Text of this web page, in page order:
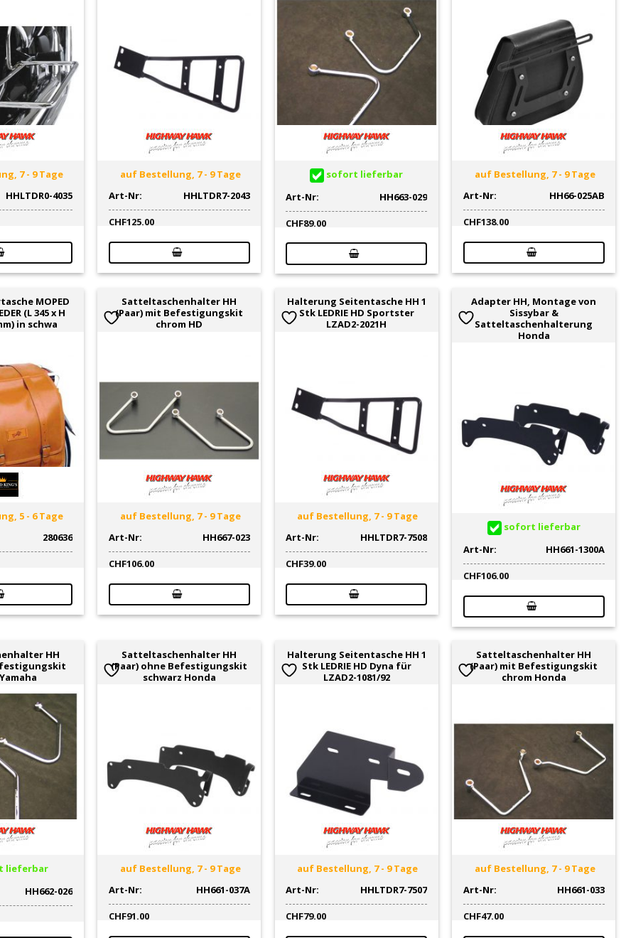
7 - 9 Tage
HHLTDR0-4035
auf Bestellung, 7 - 9 Tage
Art-Nr:
HHLTDR7-2043
CHF125.00
sofort lieferbar
Art-Nr:
HH663-029
CHF89.00
auf Bestellung, 7 - 9 Tage
Art-Nr:
HH66-025AB
CHF138.00
MOPED
(L 345 x H
in schwa
5 - 6 Tage
280636
Satteltaschenhalter HH
(Paar) mit Befestigungskit
chrom HD
auf Bestellung, 7 - 9 Tage
Art-Nr:
HH667-023
CHF106.00
Halterung Seitentasche HH 1
Stk LEDRIE HD Sportster
LZAD2-2021H
auf Bestellung, 7 - 9 Tage
Art-Nr:
HHLTDR7-7508
CHF39.00
Adapter HH, Montage von
Sissybar &
Satteltaschenhalterung
Honda
sofort lieferbar
Art-Nr:
HH661-1300A
CHF106.00
HH
lieferbar
HH662-026
Satteltaschenhalter HH
(Paar) ohne Befestigungskit
schwarz Honda
auf Bestellung, 7 - 9 Tage
Art-Nr:
HH661-037A
CHF91.00
Halterung Seitentasche HH 1
Stk LEDRIE HD Dyna für
LZAD2-1081/92
auf Bestellung, 7 - 9 Tage
Art-Nr:
HHLTDR7-7507
CHF79.00
Satteltaschenhalter HH
(Paar) mit Befestigungskit
chrom Honda
auf Bestellung, 7 - 9 Tage
Art-Nr:
HH661-033
CHF47.00